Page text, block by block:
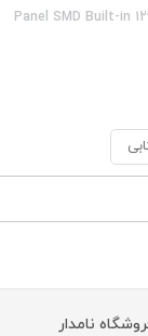
Panel SMD Built-in
نامدار